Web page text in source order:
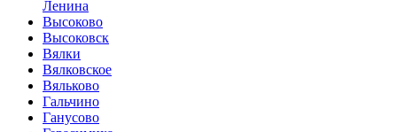
Ленина
Высоково
Высоковск
Вялки
Вялковское
Вяльково
Гальчино
Ганусово